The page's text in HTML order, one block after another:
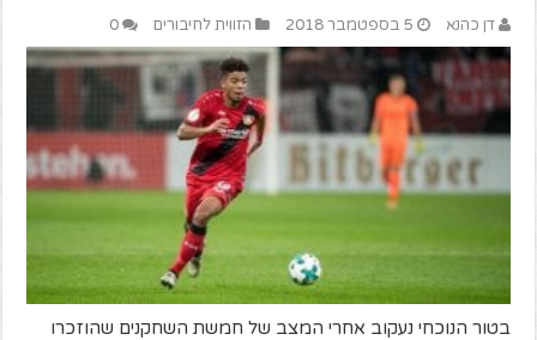
דן כהנא 5 בספטמבר 2018 הזווית לחיבורים 0
בטור הנוכחי נעקוב אחרי המצב של חמשת השחקנים שהוזכרו